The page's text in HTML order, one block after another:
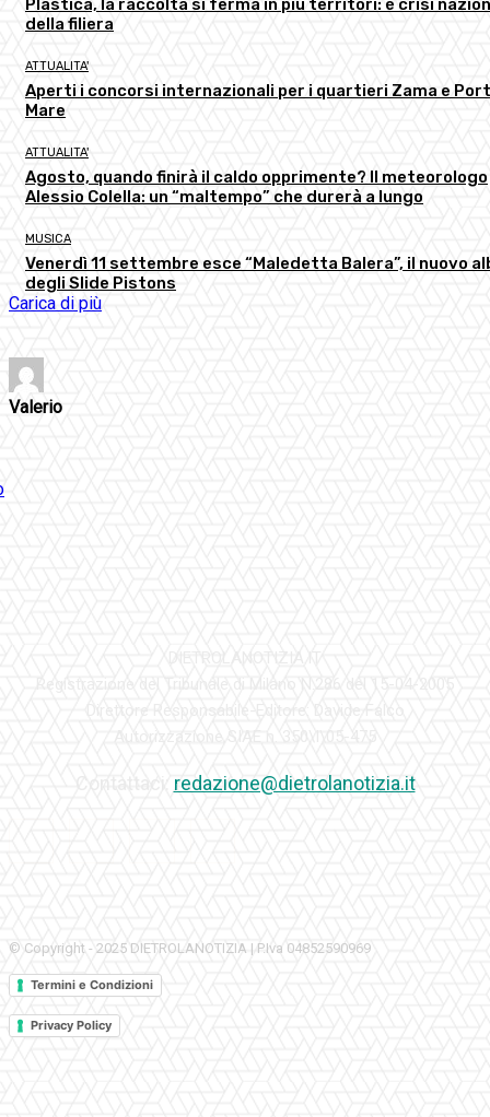
della filiera
ATTUALITA'
Aperti i concorsi internazionali per i quartieri Zama e
Mare
ATTUALITA'
Agosto, quando finirà il caldo opprimente? Il meteorologo
Alessio Colella: un “maltempo” che durerà a lungo
MUSICA
Venerdì 11 settembre esce “Maledetta Balera”, il nuovo
degli Slide Pistons
Carica di più
Valerio
redazione@dietrolanotizia.it
© Copyright - 2025 DIETROLANOTIZIA | P.Iva 04852590969
Termini e Condizioni
Privacy Policy